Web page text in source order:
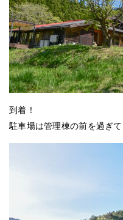
到着！
駐車場は管理棟の前を過ぎ